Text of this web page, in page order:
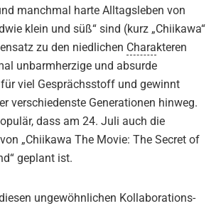
manchmal harte Alltagsleben von
klein und süß“ sind (kurz „Chiikawa“
zu den niedlichen Charakteren
unbarmherzige und absurde
viel Gesprächsstoff und gewinnt
verschiedenste Generationen hinweg.
dass am 24. Juli auch die
„Chiikawa The Movie: The Secret of
geplant ist.
ungewöhnlichen Kollaborations-